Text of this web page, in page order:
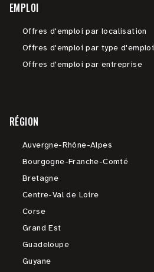
EMPLOI
Offres d'emploi par localisation
Offres d'emploi par type d'emploi
Offres d'emploi par entreprise
RÉGION
Auvergne-Rhône-Alpes
Bourgogne-Franche-Comté
Bretagne
Centre-Val de Loire
Corse
Grand Est
Guadeloupe
Guyane